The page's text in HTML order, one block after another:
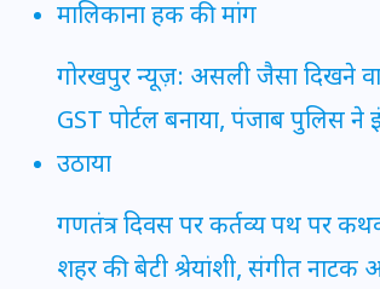
मालिकाना हक की मांग
गोरखपुर न्यूज़: असली जैसा दिखने
GST पोर्टल बनाया, पंजाब पुलिस ने
उठाया
गणतंत्र दिवस पर कर्तव्य पथ पर
शहर की बेटी श्रेयांशी, संगीत नाटक